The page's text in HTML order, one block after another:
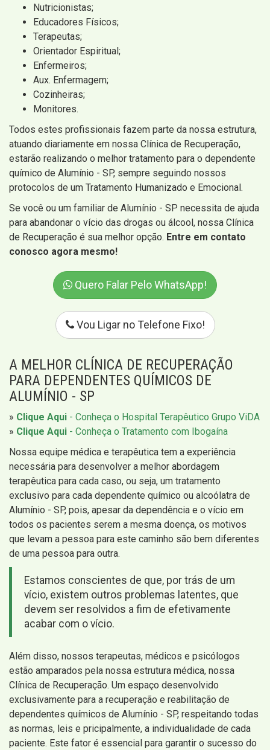
Nutricionistas;
Educadores Físicos;
Terapeutas;
Orientador Espiritual;
Enfermeiros;
Aux. Enfermagem;
Cozinheiras;
Monitores.
Todos estes profissionais fazem parte da nossa estrutura,
atuando diariamente em nossa Clínica de Recuperação,
estarão realizando o melhor tratamento para o dependente
químico de Alumínio - SP, sempre seguindo nossos
protocolos de um Tratamento Humanizado e Emocional.
Se você ou um familiar de Alumínio - SP necessita de ajuda
para abandonar o vício das drogas ou álcool, nossa Clínica
de Recuperação é sua melhor opção. Entre em contato
conosco agora mesmo!
Quero Falar Pelo WhatsApp!
Vou Ligar no Telefone Fixo!
A MELHOR CLÍNICA DE RECUPERAÇÃO
PARA DEPENDENTES QUÍMICOS DE
ALUMÍNIO - SP
» Clique Aqui - Conheça o Hospital Terapêutico Grupo ViDA
» Clique Aqui - Conheça o Tratamento com Ibogaína
Nossa equipe médica e terapêutica tem a experiência
necessária para desenvolver a melhor abordagem
terapêutica para cada caso, ou seja, um tratamento
exclusivo para cada dependente químico ou alcoólatra de
Alumínio - SP, pois, apesar da dependência e o vício em
todos os pacientes serem a mesma doença, os motivos
que levam a pessoa para este caminho são bem diferentes
de uma pessoa para outra.
Estamos conscientes de que, por trás de um
vício, existem outros problemas latentes, que
devem ser resolvidos a fim de efetivamente
acabar com o vício.
Além disso, nossos terapeutas, médicos e psicólogos
estão amparados pela nossa estrutura médica, nossa
Clínica de Recuperação. Um espaço desenvolvido
exclusivamente para a recuperação e reabilitação de
dependentes químicos de Alumínio - SP, respeitando todas
as normas, leis e pricipalmente, a individualidade de cada
paciente. Este fator é essencial para garantir o sucesso do